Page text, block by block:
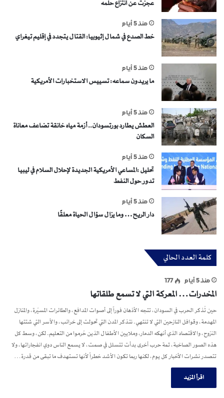
عجزت عن انتزاع حلمه
منذ 5 أيام
خط الصدع في شمال إثيوبيا: القتال يتجدد في إقليم تيغراي
منذ 5 أيام
ما يريدون سماعه: تسييس الاستخبارات الأمريكية
منذ 5 أيام
العطش يطارد بورتسودان.. أزمة مياه خانقة تضاعف معاناة
السكان
منذ 5 أيام
تحليل :المساعي الأمريكية الجديدة لإحلال السلام في ليبيا
تدور حول النفط
منذ 5 أيام
دار الريح… وما يزال سؤال الحياة معلقًا
كلمة العدد الحالي
منذ 5 أيام 177
المخدرات… المعركة التي لا تسمع طلقاتها
حين تُذكر الحرب في السودان، تتجه الأذهان فوراً إلى أصوات المدافع، والطائرات المسيّرة، والمنازل
المهدمة، وقوافل النازحين التي لا تنتهي. نتذكر المدن التي تحولت إلى خرائب، والأسر التي شتتها
النزوح، والاقتصاد الذي أنهكه الدمار، وملايين الأطفال الذين حُرموا من التعليم. لكن، وسط كل
هذه الصور الصاخبة، ثمة حرب أخرى بدأت تتسلل في صمت، لا يسمع الناس دوي انفجاراتها، ولا
تتصدر نشرات الأخبار كل يوم، لكنها ربما تكون الأشد خطراً لأنها تستهدف ما تبقى من قدرة…
اقرأ المزيد